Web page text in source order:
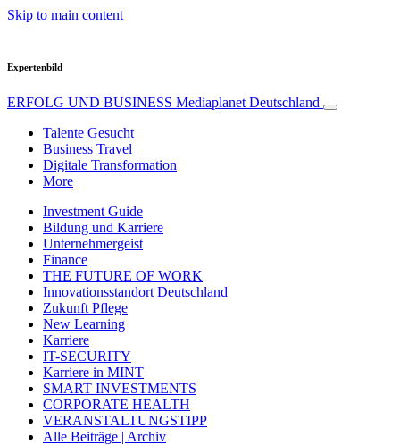
Skip to main content
Expertenbild
ERFOLG UND BUSINESS Mediaplanet Deutschland
Talente Gesucht
Business Travel
Digitale Transformation
More
Investment Guide
Bildung und Karriere
Unternehmergeist
Finance
THE FUTURE OF WORK
Innovationsstandort Deutschland
Zukunft Pflege
New Learning
Karriere
IT-SECURITY
Karriere in MINT
SMART INVESTMENTS
CORPORATE HEALTH
VERANSTALTUNGSTIPP
Alle Beiträge | Archiv